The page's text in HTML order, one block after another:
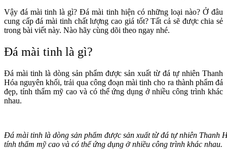
Vậy đá mài tinh là gì? Đá mài tinh hiện có những loại nào? Ở đâu
cung cấp đá mài tinh chất lượng cao giá tốt? Tất cả sẽ được chia sẻ
trong bài viết này. Nào hãy cùng dõi theo ngay nhé.
Đá mài tinh là gì?
Đá mài tinh là dòng sản phẩm được sản xuất từ đá tự nhiên Thanh
Hóa nguyên khối, trải qua công đoạn mài tinh cho ra thành phẩm đá
đẹp, tính thẩm mỹ cao và có thể ứng dụng ở nhiều công trình khác
nhau.
Đá mài tinh là dòng sản phẩm được sản xuất từ đá tự nhiên Thanh
tính thẩm mỹ cao và có thể ứng dụng ở nhiều công trình khác nhau.